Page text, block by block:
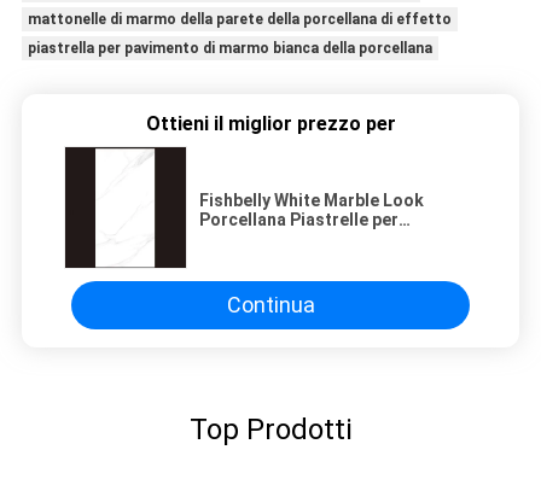
mattonelle di marmo della parete della porcellana di effetto
piastrella per pavimento di marmo bianca della porcellana
Ottieni il miglior prezzo per
Fishbelly White Marble Look
Porcellana Piastrelle per
Continua
Top Prodotti